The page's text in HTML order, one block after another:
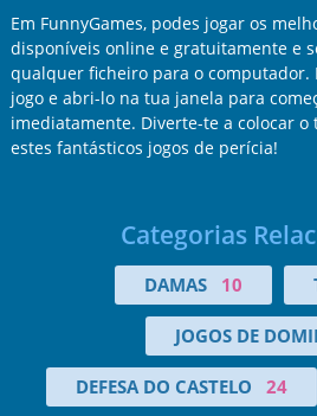
Em FunnyGames, podes jogar os
disponíveis online e gratuitamente e
qualquer ficheiro para o computador.
jogo e abri-lo na tua janela para
imediatamente. Diverte-te a colocar o
estes fantásticos jogos de perícia!
Categorias
DAMAS 10
JOGOS DE
DEFESA DO CASTELO 24